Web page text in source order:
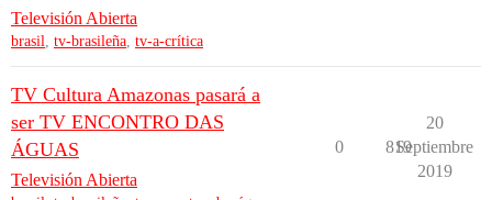
Televisión Abierta
brasil, tv-brasileña, tv-a-crítica
TV Cultura Amazonas pasará a
ser TV ENCONTRO DAS
ÁGUAS
Televisión Abierta
0 819
20
Septiembre
2019